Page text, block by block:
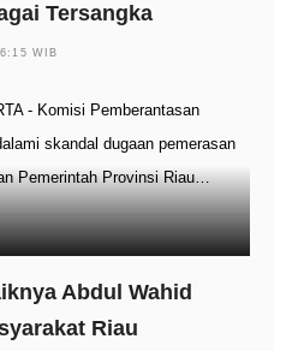
Tersangka
WIB
- Komisi Pemberantasan
skandal dugaan pemerasan
Pemerintah Provinsi Riau…
Abdul Wahid
Riau